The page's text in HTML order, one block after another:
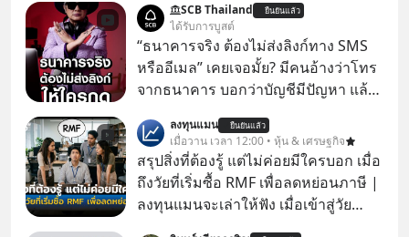
ตั้งกำแพงใส่และมองว่าเราเห็นแก่ตัวทั้ง
ที่เราเองก็ไม่เคยปฏิเสธใครอย่างนี้มา
ก่อน แต่พอตั้งใจจะ ‘สร้างขอบเขต’ เพื่อ
ตัวเองดูสักครั้ง กลับทำให้เกิดรอยร้าว
การแอปเท๋ Dinner Talk ในวันนี้โฮสต์
ทั้ง 2 ท่าน แทป-รวิศ หาญอุตสาหะ และ
เอ๋ นิ้วกลม-สราวุธ เฮ้งสวัสดิ์ จะพาทุก
คนไปสำรวจวิธีสร้างขอบเขตเพื่อรักษา
ใจของตัวเองและรักษาความสัมพันธ์
SCB Thailand ยืนยันแล้ว
ได้รับการบูสต์
“ธนาคารจริง ต้องไม่ส่งลิงก์ทาง SMS
หรืออีเมล” เคยเจอมั้ย? มีคนอ้างว่าโทร
จากธนาคาร บอกว่าบัญชีมีปัญหา แล้ว
ทันที มาฟัง “ป้าเก๋าเล่ากลโกง” เพื่อรู้ทัน
มุกหลอกลวงในคราบความน่าเชื่อถือ
กันค่ะ #แก้เกมกลโกง #ป้าเก๋าเล่ากล
โกง #LivesSustainably #อยู่อย่าง
ยั่งยืน #CyberSecurity #ป้าเก๋า
ลงทุนแมน ยืนยันแล้ว
เมื่อวาน เวลา 12:00 • หุ้น & เศรษฐกิจ
สรุปสิ่งที่ต้องรู้ แต่ไม่ค่อยมีใครบอก เมื่อ
ถึงวัยที่เริ่มซื้อ RMF เพื่อลดหย่อนภาษี |
ลงทุนแมนจะเล่าให้ฟัง เมื่อเข้าสู่วัย